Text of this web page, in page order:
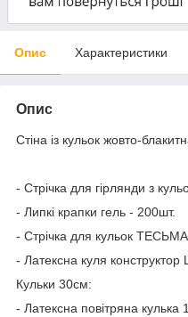
Опис Характеристики
Опис
Стіна із кульок жовто-
- Стрічка для гірлянди з
- Липкі крапки гель - 200шт.
- Стрічка для кульок
- Латексна куля
Кульки 30см:
- Латексна повітряна